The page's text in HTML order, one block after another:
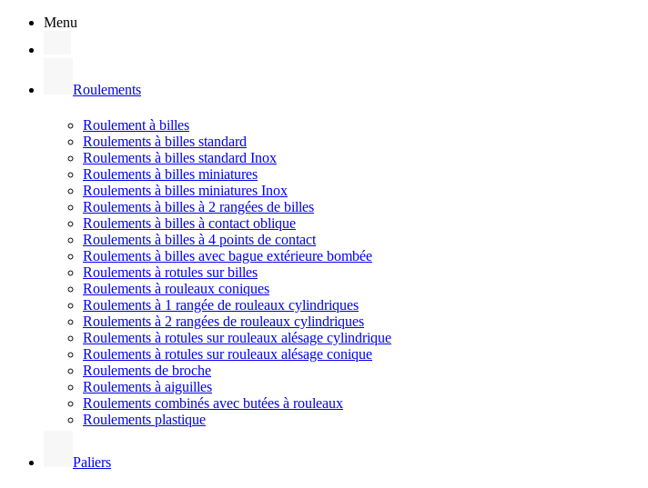
Menu
Roulements
Roulement à billes
Roulements à billes standard
Roulements à billes standard Inox
Roulements à billes miniatures
Roulements à billes miniatures Inox
Roulements à billes à 2 rangées de billes
Roulements à billes à contact oblique
Roulements à billes à 4 points de contact
Roulements à billes avec bague extérieure bombée
Roulements à rotules sur billes
Roulements à rouleaux coniques
Roulements à 1 rangée de rouleaux cylindriques
Roulements à 2 rangées de rouleaux cylindriques
Roulements à rotules sur rouleaux alésage cylindrique
Roulements à rotules sur rouleaux alésage conique
Roulements de broche
Roulements à aiguilles
Roulements combinés avec butées à rouleaux
Roulements plastique
Paliers